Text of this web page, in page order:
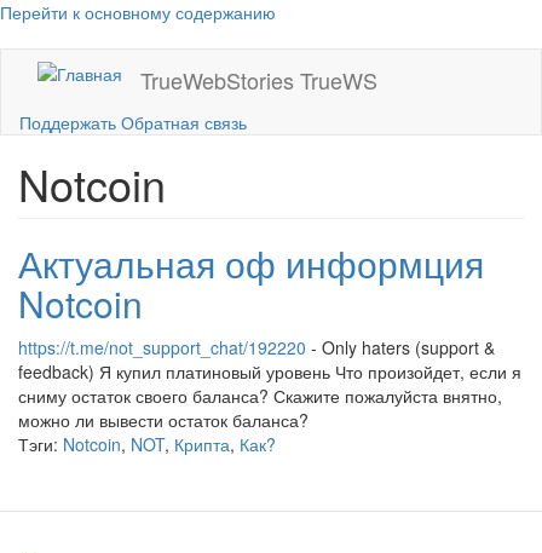
Перейти к основному содержанию
TrueWebStories TrueWS
Поддержать Обратная связь
Notcoin
Актуальная оф информция
Notcoin
https://t.me/not_support_chat/192220 - Only haters (support &
feedback) Я купил платиновый уровень Что произойдет, если я
сниму остаток своего баланса? Скажите пожалуйста внятно,
можно ли вывести остаток баланса?
Тэги: Notcoin, NOT, Крипта, Как?